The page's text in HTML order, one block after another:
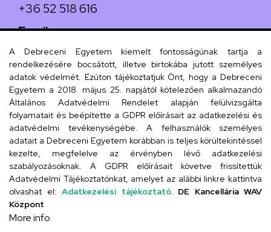
+36 52 518 616
Email
iskola@kossuth-alt.unideb.hu
Cím
4024 Debrecen, Kossuth utca 33.
Szervezeti telefonkönyv
UD telefonkönyv
A Debreceni Egyetem kiemelt fontosságúnak tartja a
rendelkezésére bocsátott, illetve birtokába jutott személyes
adatok védelmét. Ezúton tájékoztatjuk Önt, hogy a Debreceni
Egyetem a 2018. május 25. napjától kötelezően alkalmazandó
Általános Adatvédelmi Rendelet alapján felülvizsgálta
folyamatait és beépítette a GDPR előírásait az adatkezelési és
adatvédelmi tevékenységébe. A felhasználók személyes
adatait a Debreceni Egyetem korábban is teljes körültekintéssel
kezelte, megfelelve az érvényben lévő adatkezelési
szabályozásoknak. A GDPR előírásait követve frissítettük
Adatvédelmi Tájékoztatónkat, amelyet az alábbi linkre kattintva
olvashat el: Adatkezelési tájékoztató. DE Kancellária WAV
Központ
More info